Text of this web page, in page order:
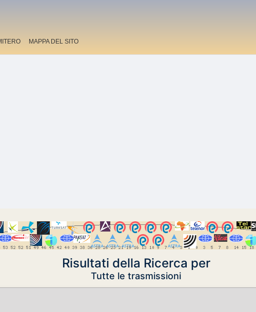
MAPPA DEL SITO
Risultati della Ricerca per
Tutte le trasmissioni